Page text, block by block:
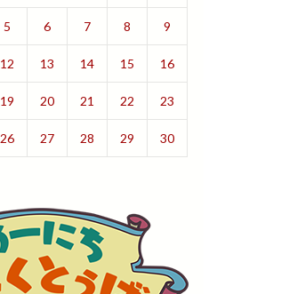
5 6 7 8 9
12 13 14 15 16
19 20 21 22 23
26 27 28 29
30